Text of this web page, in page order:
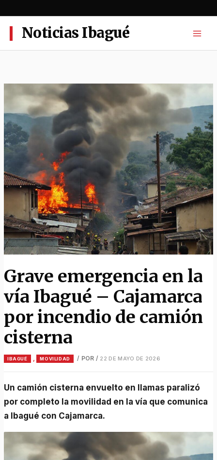
al
contenidoNoticias Ibagué
Grave emergencia en la
vía Ibagué – Cajamarca
por incendio de camión
cisterna
IBAGUÉ MOVILIDAD / POR / 22 DE MAYO DE 2026
Un camión cisterna envuelto en llamas paralizó
por completo la movilidad en la vía que comunica
a Ibagué con Cajamarca.